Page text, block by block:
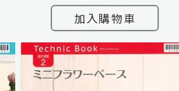
加入購物車